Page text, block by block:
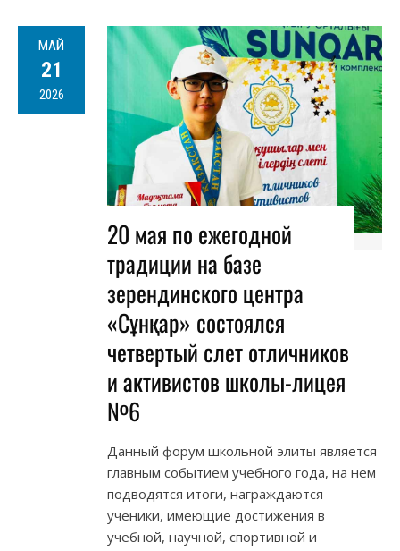
МАЙ
21
2026
20 мая по ежегодной
традиции на базе
зерендинского центра
«Сұнқар» состоялся
четвертый слет отличников
и активистов школы-лицея
№6
Данный форум школьной элиты является
главным событием учебного года, на нем
подводятся итоги, награждаются
ученики, имеющие достижения в
учебной, научной, спортивной и